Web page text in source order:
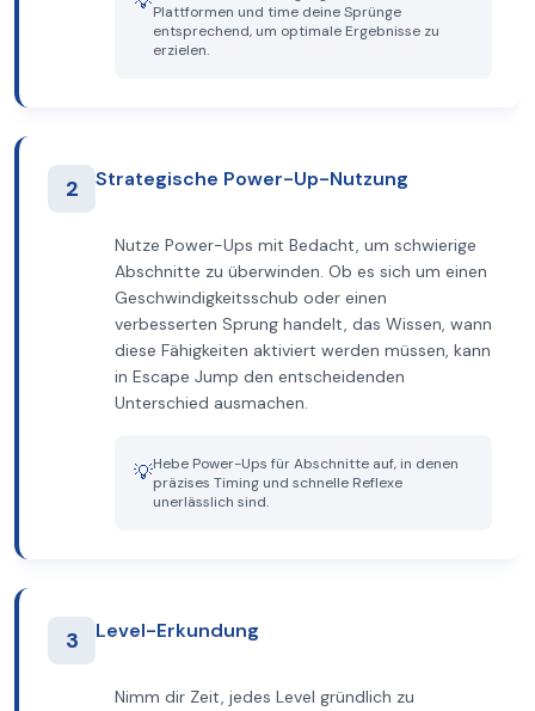
Plattformen und time deine Sprünge
entsprechend, um optimale Ergebnisse zu
erzielen.
2 Strategische Power-Up-Nutzung
Nutze Power-Ups mit Bedacht, um schwierige
Abschnitte zu überwinden. Ob es sich um einen
Geschwindigkeitsschub oder einen
verbesserten Sprung handelt, das Wissen, wann
diese Fähigkeiten aktiviert werden müssen, kann
in Escape Jump den entscheidenden
Unterschied ausmachen.
💡Hebe Power-Ups für Abschnitte auf, in denen
präzises Timing und schnelle Reflexe
unerlässlich sind.
3 Level-Erkundung
Nimm dir Zeit, jedes Level gründlich zu